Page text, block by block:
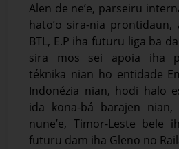
Alen de ne’e, parseiru
hato’o sira-nia
BTL, E.P iha futuru liga ba
sira mos sei apoia iha
téknika nian ho entidade
Indonézia nian, hodi halo
ida kona-bá barajen nian,
nune’e, Timor-Leste bele
futuru dam iha Gleno no